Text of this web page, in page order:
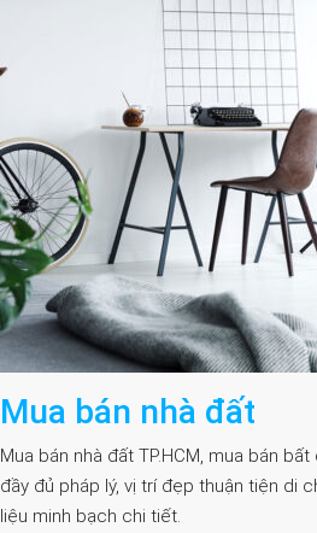
Mua bán nhà đất
Mua bán nhà đất TP.HCM, mua bán
đầy đủ pháp lý, vị trí đẹp thuận tiện di
liệu minh bạch chi tiết.